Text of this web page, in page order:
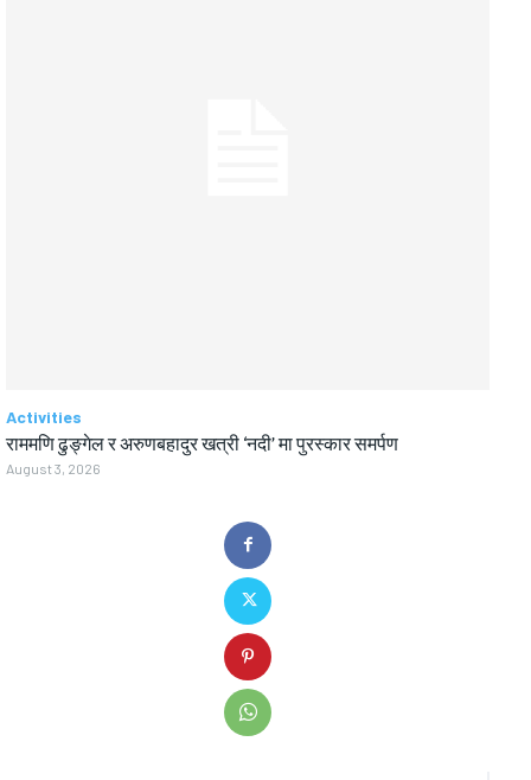
Activities
राममणि ढुङ्गेल र अरुणबहादुर खत्री ‘नदी’ मा पुरस्कार समर्पण
August 3, 2026